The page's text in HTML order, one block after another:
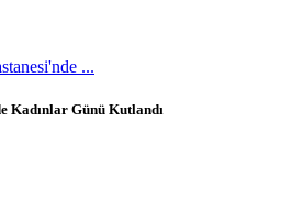
...
Kadınlar Günü Kutlandı